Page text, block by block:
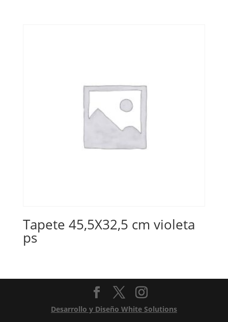
Tapete 45,5X32,5 cm violeta
ps
Desarrollo y Diseño White Solutions